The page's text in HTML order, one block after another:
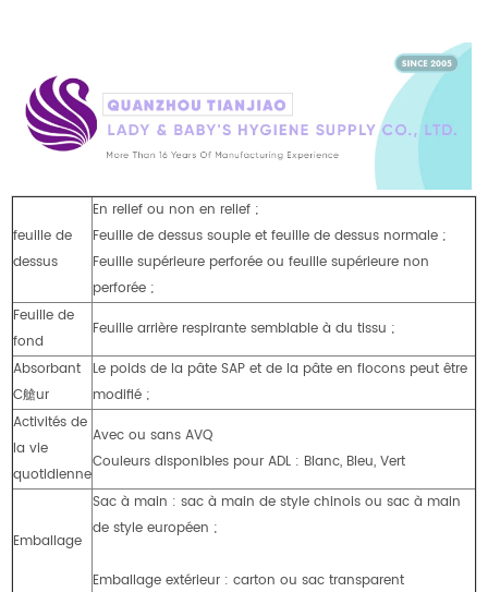
feuille de
dessus
En relief ou non en relief ;
Feuille de dessus souple et feuille de dessus normale ;
Feuille supérieure perforée ou feuille supérieure non
perforée ;
Feuille de
fond
Feuille arrière respirante semblable à du tissu ;
Absorbant
C艙ur
Le poids de la pâte SAP et de la pâte en flocons peut être
modifié ;
Activités de
la vie
quotidienne
Avec ou sans AVQ
Couleurs disponibles pour ADL : Blanc, Bleu, Vert
Emballage
Sac à main : sac à main de style chinois ou sac à main
de style européen ;
Emballage extérieur : carton ou sac transparent